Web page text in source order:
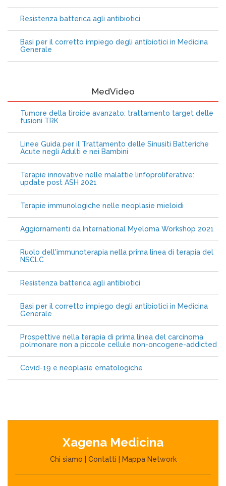
Resistenza batterica agli antibiotici
Basi per il corretto impiego degli antibiotici in Medicina
Generale
MedVideo
Tumore della tiroide avanzato: trattamento target delle
fusioni TRK
Linee Guida per il Trattamento delle Sinusiti Batteriche
Acute negli Adulti e nei Bambini
Terapie innovative nelle malattie linfoproliferative:
update post ASH 2021
Terapie immunologiche nelle neoplasie mieloidi
Aggiornamenti da International Myeloma Workshop 2021
Ruolo dell'immunoterapia nella prima linea di terapia del
NSCLC
Resistenza batterica agli antibiotici
Basi per il corretto impiego degli antibiotici in Medicina
Generale
Prospettive nella terapia di prima linea del carcinoma
polmonare non a piccole cellule non-oncogene-addicted
Covid-19 e neoplasie ematologiche
Xagena Medicina
Chi siamo Contatti Mappa Network